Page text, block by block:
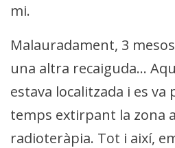
mi.
Malauradament, 3
una altra recaiguda…
estava localitzada i es va
temps extirpant la zona
radioteràpia. Tot i així,